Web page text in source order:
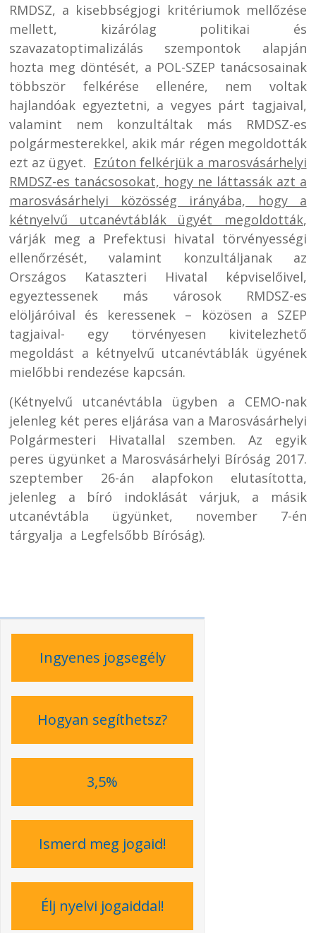
Ingyenes jogsegély
Hogyan segíthetsz?
3,5%
Ismerd meg jogaid!
Élj nyelvi jogaiddal!
RMDSZ, a kisebbségjogi kritériumok mellőzése
mellett, kizárólag politikai és
szavazatoptimalizálás szempontok alapján
hozta meg döntését, a POL-SZEP tanácsosainak
többször felkérése ellenére, nem voltak
hajlandóak egyeztetni, a vegyes párt tagjaival,
valamint nem konzultáltak más RMDSZ-es
polgármesterekkel, akik már régen megoldották
ezt az ügyet. Ezúton felkérjük a marosvásárhelyi
RMDSZ-es tanácsosokat, hogy ne láttassák azt a
marosvásárhelyi közösség irányába, hogy a
kétnyelvű utcanévtáblák ügyét megoldották,
várják meg a Prefektusi hivatal törvényességi
ellenőrzését, valamint konzultáljanak az
Országos Kataszteri Hivatal képviselőivel,
egyeztessenek más városok RMDSZ-es
elöljáróival és keressenek – közösen a SZEP
tagjaival- egy törvényesen kivitelezhető
megoldást a kétnyelvű utcanévtáblák ügyének
mielőbbi rendezése kapcsán.
(Kétnyelvű utcanévtábla ügyben a CEMO-nak
jelenleg két peres eljárása van a Marosvásárhelyi
Polgármesteri Hivatallal szemben. Az egyik
peres ügyünket a Marosvásárhelyi Bíróság 2017.
szeptember 26-án alapfokon elutasította,
jelenleg a bíró indoklását várjuk, a másik
utcanévtábla ügyünket, november 7-én
tárgyalja a Legfelsőbb Bíróság).